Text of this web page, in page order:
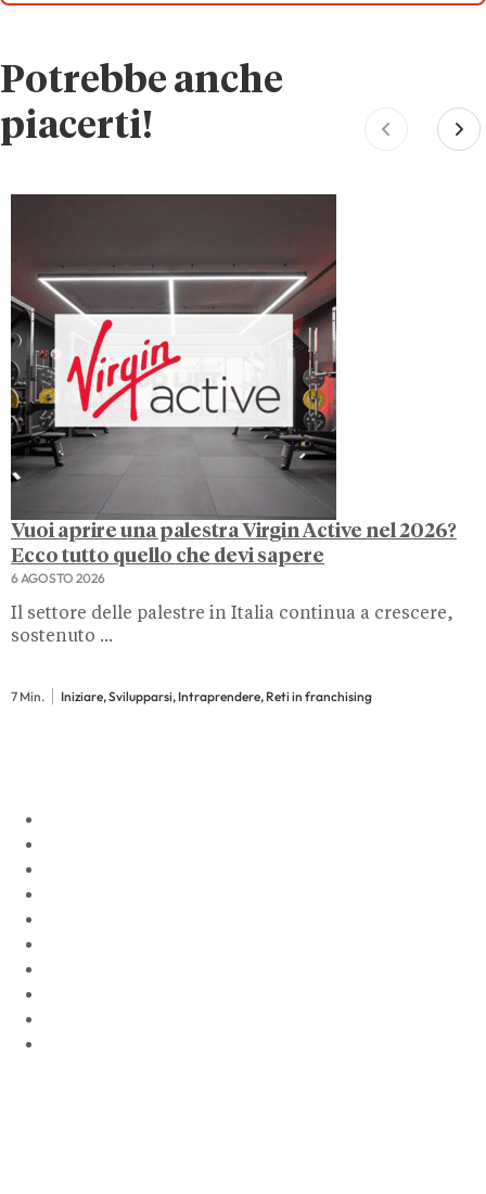
Potrebbe anche
piacerti!
Vuoi aprire una palestra Virgin Active nel 2026?
Ecco tutto quello che devi sapere
6 AGOSTO 2026
Il settore delle palestre in Italia continua a crescere,
sostenuto ...
7 Min. Iniziare, Svilupparsi, Intraprendere, Reti in franchising